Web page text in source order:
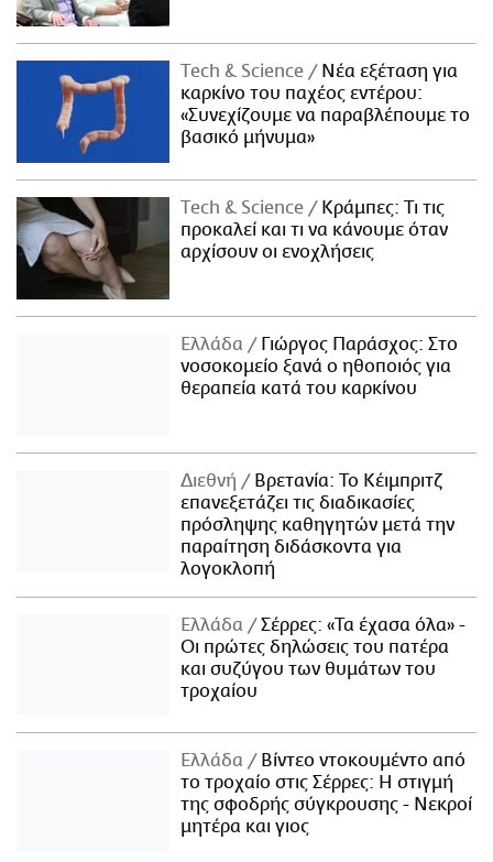
Τech & Science
Νέα εξέταση για
καρκίνο του παχέος εντέρου:
«Συνεχίζουμε να παραβλέπουμε το
βασικό μήνυμα»
Τech & Science
Κράμπες: Τι τις
προκαλεί και τι να κάνουμε όταν
αρχίσουν οι ενοχλήσεις
Ελλάδα
Γιώργος Παράσχος: Στο
νοσοκομείο ξανά ο ηθοποιός για
θεραπεία κατά του καρκίνου
Διεθνή
Βρετανία: Το Κέιμπριτζ
επανεξετάζει τις διαδικασίες
πρόσληψης καθηγητών μετά την
παραίτηση διδάσκοντα για
λογοκλοπή
Ελλάδα
Σέρρες: «Τα έχασα όλα» -
Οι πρώτες δηλώσεις του πατέρα
και συζύγου των θυμάτων του
τροχαίου
Ελλάδα
Βίντεο ντοκουμέντο από
το τροχαίο στις Σέρρες: Η στιγμή
της σφοδρής σύγκρουσης - Νεκροί
μητέρα και γιος